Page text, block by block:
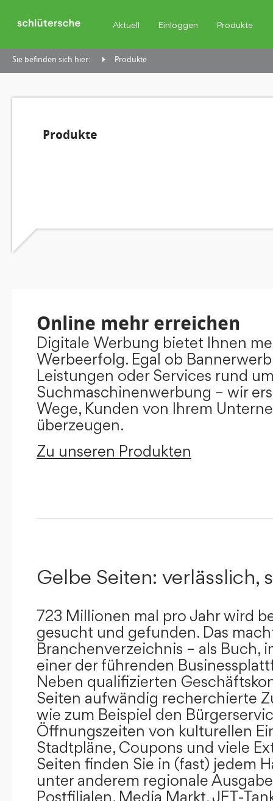
Aktuell Einloggen Produkte
Sie befinden sich hier: Produkte
Produkte
Online mehr erreichen
Digitale Werbung bietet Ihnen
Werbeerfolg. Egal ob
Leistungen oder Services rund
Suchmaschinenwerbung – wir
Wege, Kunden von Ihrem
überzeugen.
Zu unseren Produkten
Gelbe Seiten: verlässlich,
723 Millionen mal pro Jahr wird
gesucht und gefunden. Das
Branchenverzeichnis – als Buch,
einer der führenden
Neben qualifizierten
Seiten aufwändig recherchierte
wie zum Beispiel den
Öffnungszeiten von kulturellen
Stadtpläne, Coupons und viele
Seiten finden Sie in (fast) jedem
unter anderem regionale
Postfilialen, Media Markt, JET-